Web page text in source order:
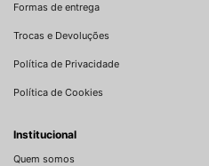
Formas de entrega
Trocas e Devoluções
Política de Privacidade
Política de Cookies
Institucional
Quem somos